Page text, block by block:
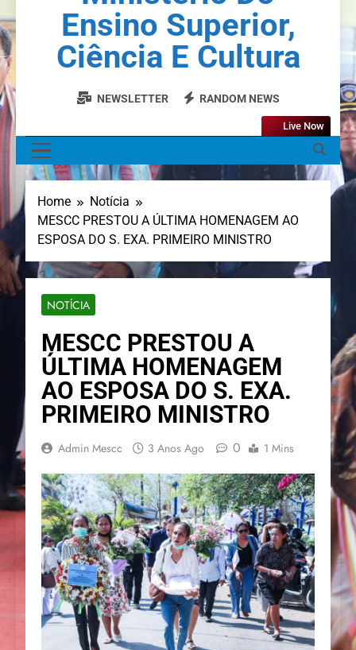
Ensino Superior,
Ciência E Cultura
NEWSLETTER RANDOM NEWS
Live Now
Home
Notícia
MESCC PRESTOU A ÚLTIMA HOMENAGEM AO
ESPOSA DO S. EXA. PRIMEIRO MINISTRO
NOTÍCIA
MESCC PRESTOU A
ÚLTIMA HOMENAGEM
AO ESPOSA DO S. EXA.
PRIMEIRO MINISTRO
Admin Mescc 3 Anos Ago 0 1 Mins